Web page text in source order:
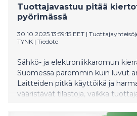
Tuottajavastuu pitää
pyörimässä
30.10.2025 13:59:15 EET |
TYNK | Tiedote
Sähkö- ja elektroniikkaromun
Suomessa paremmin kuin luvut
Laitteiden pitkä käyttöikä ja
vääristävät tilastoja, vaikka